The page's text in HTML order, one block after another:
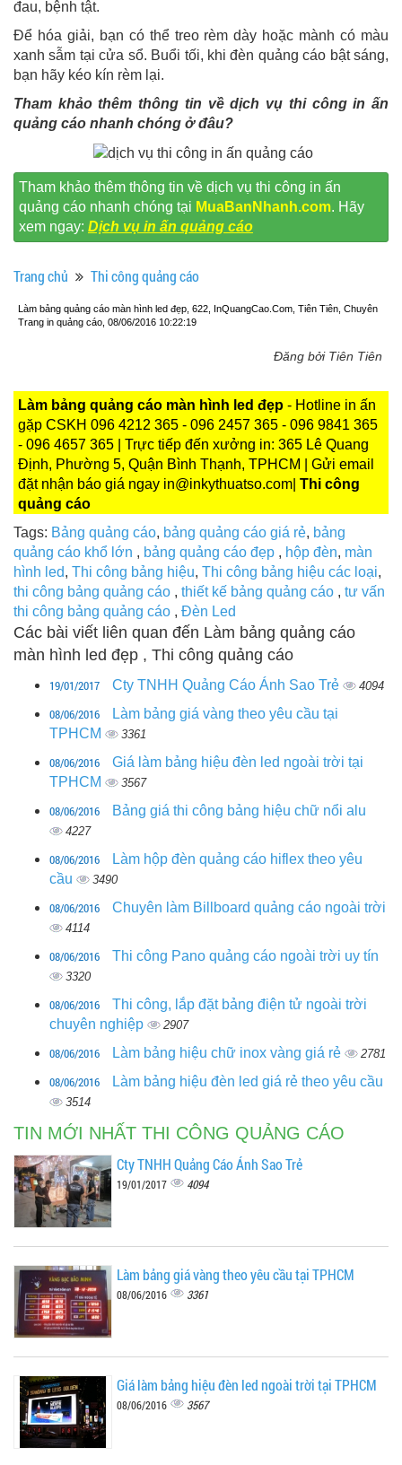
đau, bệnh tật.
Để hóa giải, bạn có thể treo rèm dày hoặc mành có màu
xanh sẫm tại cửa sổ. Buổi tối, khi đèn quảng cáo bật sáng,
bạn hãy kéo kín rèm lại.
Tham khảo thêm thông tin về dịch vụ thi công in ấn
quảng cáo nhanh chóng ở đâu?
Tham khảo thêm thông tin về dịch vụ thi công in ấn
quảng cáo nhanh chóng tại MuaBanNhanh.com. Hãy
xem ngay: Dịch vụ in ấn quảng cáo
Trang chủ Thi công quảng cáo
Làm bảng quảng cáo màn hình led đẹp, 622, InQuangCao.Com, Tiên Tiên, Chuyên
Trang in quảng cáo, 08/06/2016 10:22:19
Đăng bởi Tiên Tiên
Làm bảng quảng cáo màn hình led đẹp - Hotline in ấn
gặp CSKH 096 4212 365 - 096 2457 365 - 096 9841 365
- 096 4657 365 | Trực tiếp đến xưởng in: 365 Lê Quang
Định, Phường 5, Quận Bình Thạnh, TPHCM | Gửi email
đặt nhận báo giá ngay in@inkythuatso.com| Thi công
quảng cáo
Tags: Bảng quảng cáo, bảng quảng cáo giá rẻ, bảng
quảng cáo khổ lớn , bảng quảng cáo đẹp , hộp đèn, màn
hình led, Thi công bảng hiệu, Thi công bảng hiệu các loại,
thi công bảng quảng cáo , thiết kế bảng quảng cáo , tư vấn
thi công bảng quảng cáo , Đèn Led
Các bài viết liên quan đến Làm bảng quảng cáo
màn hình led đẹp , Thi công quảng cáo
19/01/2017 Cty TNHH Quảng Cáo Ánh Sao Trẻ 4094
08/06/2016
Làm bảng giá vàng theo yêu cầu tại
TPHCM
3361
08/06/2016
Giá làm bảng hiệu đèn led ngoài trời tại
TPHCM
3567
08/06/2016 Bảng giá thi công bảng hiệu chữ nổi alu
4227
08/06/2016
Làm hộp đèn quảng cáo hiflex theo yêu
cầu
3490
08/06/2016 Chuyên làm Billboard quảng cáo ngoài trời
4114
08/06/2016 Thi công Pano quảng cáo ngoài trời uy tín
3320
08/06/2016
Thi công, lắp đặt bảng điện tử ngoài trời
chuyên nghiệp
2907
08/06/2016 Làm bảng hiệu chữ inox vàng giá rẻ 2781
08/06/2016 Làm bảng hiệu đèn led giá rẻ theo yêu cầu
3514
TIN MỚI NHẤT THI CÔNG QUẢNG CÁO
Cty TNHH Quảng Cáo Ánh Sao Trẻ
19/01/2017 4094
Làm bảng giá vàng theo yêu cầu tại TPHCM
08/06/2016 3361
Giá làm bảng hiệu đèn led ngoài trời tại TPHCM
08/06/2016 3567